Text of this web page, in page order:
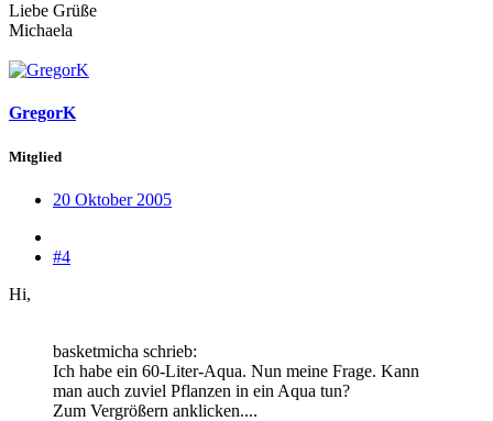
Liebe Grüße
Michaela
GregorK
Mitglied
20 Oktober 2005
#4
Hi,
basketmicha schrieb:
Ich habe ein 60-Liter-Aqua. Nun meine Frage. Kann
man auch zuviel Pflanzen in ein Aqua tun?
Zum Vergrößern anklicken....